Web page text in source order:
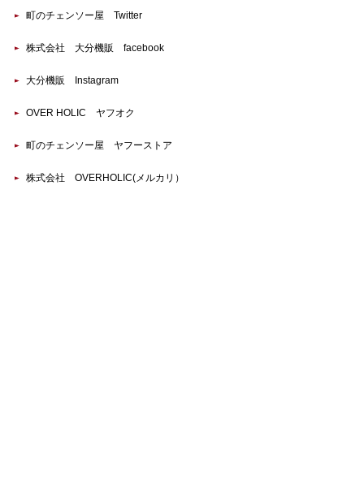
町のチェンソー屋 Twitter
株式会社 大分機販 facebook
大分機販 Instagram
OVER HOLIC ヤフオク
町のチェンソー屋 ヤフーストア
株式会社 OVERHOLIC(メルカリ）